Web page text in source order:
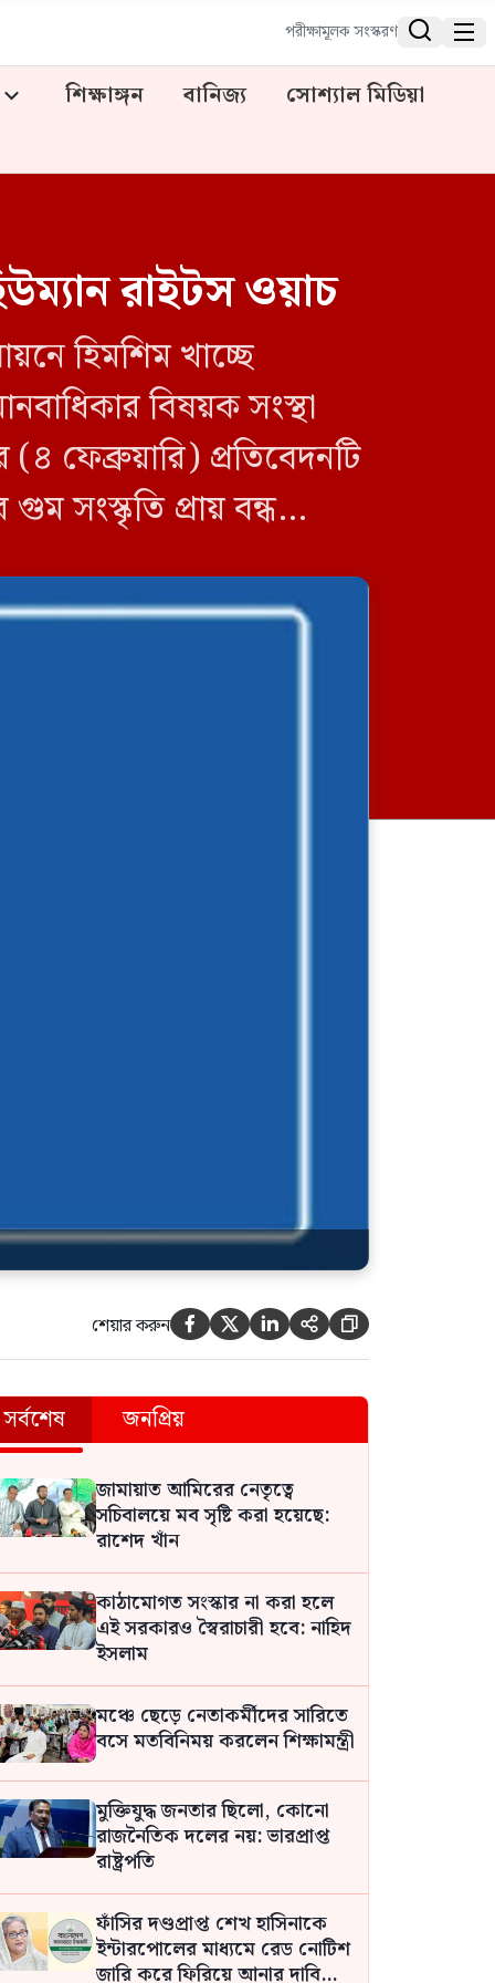
পরীক্ষামূলক সংস্করণ  
শিক্ষাঙ্গন বানিজ্য
সোশ্যাল মিডিয়া
রাইটস ওয়াচ
হিমশিম খাচ্ছে
বিষয়ক সংস্থা
ফেব্রুয়ারি) প্রতিবেদনটি
সংস্কৃতি প্রায় বন্ধ
শেয়ার করুন     
সর্বশেষ জনপ্রিয়
জামায়াত আমিরের নেতৃত্বে
সচিবালয়ে মব সৃষ্টি করা হয়েছে:
রাশেদ খাঁন
কাঠামোগত সংস্কার না করা হলে
এই সরকারও স্বৈরাচারী হবে: নাহিদ
ইসলাম
মঞ্চে ছেড়ে নেতাকর্মীদের সারিতে
বসে মতবিনিময় করলেন শিক্ষামন্ত্রী
মুক্তিযুদ্ধ জনতার ছিলো, কোনো
রাজনৈতিক দলের নয়: ভারপ্রাপ্ত
রাষ্ট্রপতি
ফাঁসির দণ্ডপ্রাপ্ত শেখ হাসিনাকে
ইন্টারপোলের মাধ্যমে রেড নোটিশ
জারি করে ফিরিয়ে আনার দাবি